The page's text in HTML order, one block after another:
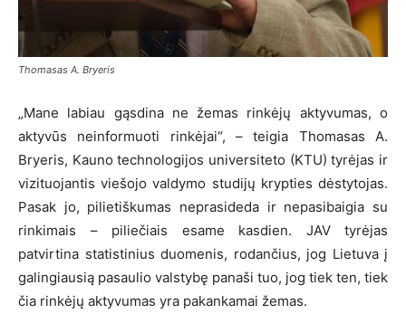
Thomasas A. Bryeris
„Mane labiau gąsdina ne žemas rinkėjų aktyvumas, o
aktyvūs neinformuoti rinkėjai“, – teigia Thomasas A.
Bryeris, Kauno technologijos universiteto (KTU) tyrėjas ir
vizituojantis viešojo valdymo studijų krypties dėstytojas.
Pasak jo, pilietiškumas neprasideda ir nepasibaigia su
rinkimais – piliečiais esame kasdien. JAV tyrėjas
patvirtina statistinius duomenis, rodančius, jog Lietuva į
galingiausią pasaulio valstybę panaši tuo, jog tiek ten, tiek
čia rinkėjų aktyvumas yra pakankamai žemas.